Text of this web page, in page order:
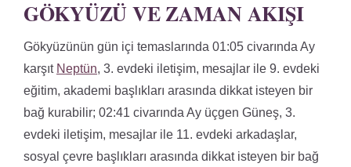
GÖKYÜZÜ VE ZAMAN AKIŞI
Gökyüzünün gün içi temaslarında 01:05 civarında Ay
karşıt Neptün, 3. evdeki iletişim, mesajlar ile 9. evdeki
eğitim, akademi başlıkları arasında dikkat isteyen bir
bağ kurabilir; 02:41 civarında Ay üçgen Güneş, 3.
evdeki iletişim, mesajlar ile 11. evdeki arkadaşlar,
sosyal çevre başlıkları arasında dikkat isteyen bir bağ